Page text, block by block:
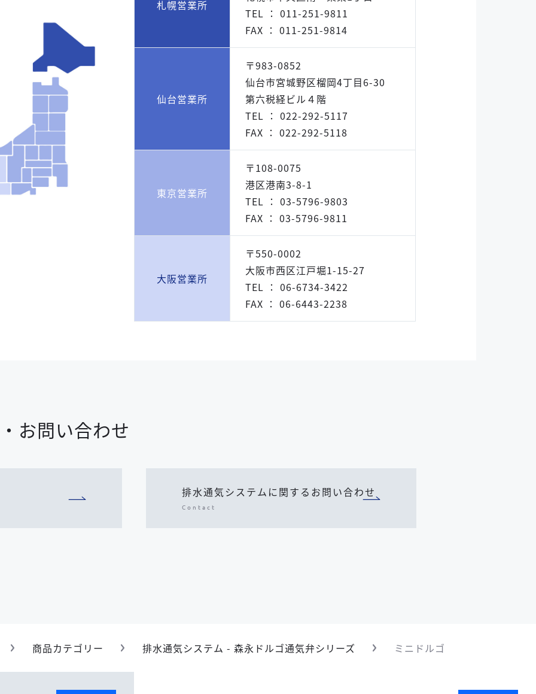
札幌営業所
TEL ： 011-251-9811
FAX ： 011-251-9814
仙台営業所
〒983-0852
仙台市宮城野区榴岡4丁目6-30
第六税経ビル４階
TEL ： 022-292-5117
FAX ： 022-292-5118
東京営業所
〒108-0075
港区港南3-8-1
TEL ： 03-5796-9803
FAX ： 03-5796-9811
大阪営業所
〒550-0002
大阪市西区江戸堀1-15-27
TEL ： 06-6734-3422
FAX ： 06-6443-2238
お問い合わせ
排水通気システムに関するお問い合わせ
Contact
商品カテゴリー 排水通気システム - 森永ドルゴ通気弁シリーズ ミニドルゴ